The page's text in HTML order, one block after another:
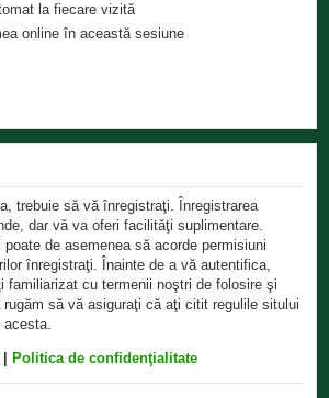
la fiecare vizită
online în această sesiune
trebuie să vă înregistraţi. Înregistrarea
dar vă va oferi facilităţi suplimentare.
de asemenea să acorde permisiuni
înregistraţi. Înainte de a vă autentifica,
familiarizat cu termenii noştri de folosire şi
să vă asiguraţi că aţi citit regulile sitului
acesta.
Politica de confidenţialitate